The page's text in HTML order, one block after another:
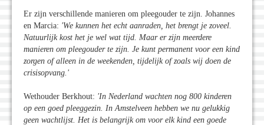
Er zijn verschillende manieren om pleegouder te zijn. Johannes
en Marcia: 'We kunnen het echt aanraden, het brengt je zoveel.
Natuurlijk kost het je wel wat tijd. Maar er zijn meerdere
manieren om pleegouder te zijn. Je kunt permanent voor een kind
zorgen of alleen in de weekenden, tijdelijk of zoals wij doen de
crisisopvang.'
Wethouder Berkhout: 'In Nederland wachten nog 800 kinderen
op een goed pleeggezin. In Amstelveen hebben we nu gelukkig
geen wachtlijst. Het is belangrijk om voor elk kind een goede